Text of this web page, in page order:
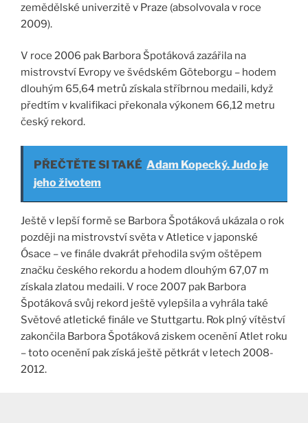
zemědělské univerzitě v Praze (absolvovala v roce
2009).
V roce 2006 pak Barbora Špotáková zazářila na
mistrovství Evropy ve švédském Göteborgu – hodem
dlouhým 65,64 metrů získala stříbrnou medaili, když
předtím v kvalifikaci překonala výkonem 66,12 metru
český rekord.
PŘEČTĚTE SI TAKÉ Adam Kopecký. Judo je
jeho životem
Ještě v lepší formě se Barbora Špotáková ukázala o rok
později na mistrovství světa v Atletice v japonské
Ósace – ve finále dvakrát přehodila svým oštěpem
značku českého rekordu a hodem dlouhým 67,07 m
získala zlatou medaili. V roce 2007 pak Barbora
Špotáková svůj rekord ještě vylepšila a vyhrála také
Světové atletické finále ve Stuttgartu. Rok plný vítěství
zakončila Barbora Špotáková ziskem ocenění Atlet roku
– toto ocenění pak získá ještě pětkrát v letech 2008-
2012.